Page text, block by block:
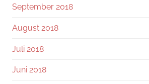
September 2018
August 2018
Juli 2018
Juni 2018